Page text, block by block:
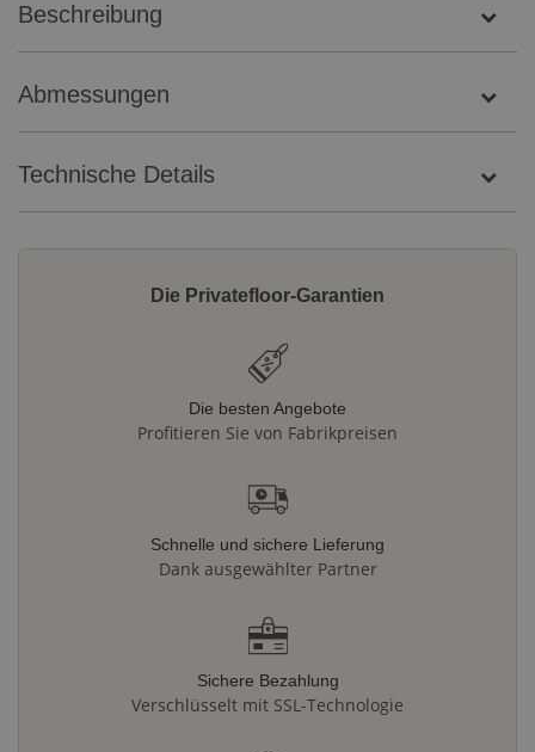
Beschreibung
Abmessungen
Technische Details
Die Privatefloor-Garantien
Die besten Angebote
Profitieren Sie von Fabrikpreisen
Schnelle und sichere Lieferung
Dank ausgewählter Partner
Sichere Bezahlung
Verschlüsselt mit SSL-Technologie